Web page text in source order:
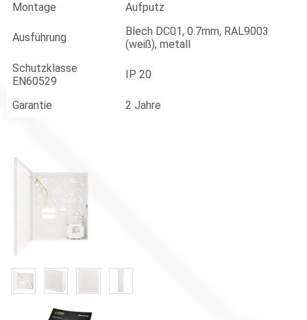
Montage
Aufputz
Ausführung
Blech DC01, 0.7mm, RAL9003
(weiß), metall
Schutzklasse
EN60529
IP 20
Garantie 2 Jahre